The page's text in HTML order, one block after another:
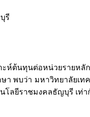
รี
ะห์ต้นทุนต่อหน่วยราย
า พบว่า มหาวิทยาลัยเ
โลยีราชมงคลธัญบุรี เท่